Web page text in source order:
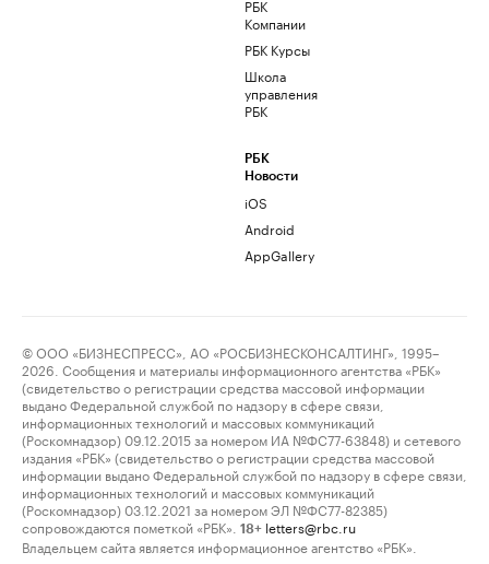
РБК
Компании
РБК Курсы
Школа
управления
РБК
РБК
Новости
iOS
Android
AppGallery
© ООО «БИЗНЕСПРЕСС», АО «РОСБИЗНЕСКОНСАЛТИНГ», 1995–
2026. Сообщения и материалы информационного агентства «РБК»
(свидетельство о регистрации средства массовой информации
выдано Федеральной службой по надзору в сфере связи,
информационных технологий и массовых коммуникаций
(Роскомнадзор) 09.12.2015 за номером ИА №ФС77-63848) и сетевого
издания «РБК» (свидетельство о регистрации средства массовой
информации выдано Федеральной службой по надзору в сфере связи,
информационных технологий и массовых коммуникаций
(Роскомнадзор) 03.12.2021 за номером ЭЛ №ФС77-82385)
сопровождаются пометкой «РБК».
18+ letters@rbc.ru
Владельцем сайта является информационное агентство «РБК».